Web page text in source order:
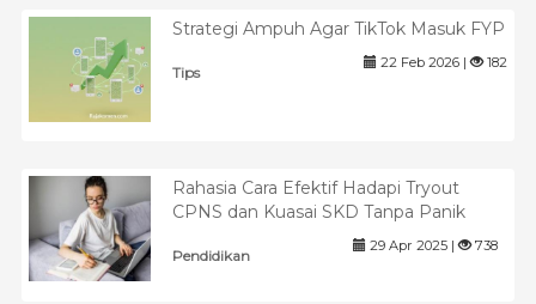
Strategi Ampuh Agar TikTok Masuk FYP
Tips
22 Feb 2026 | 182
Rahasia Cara Efektif Hadapi Tryout
CPNS dan Kuasai SKD Tanpa Panik
Pendidikan
29 Apr 2025 | 738